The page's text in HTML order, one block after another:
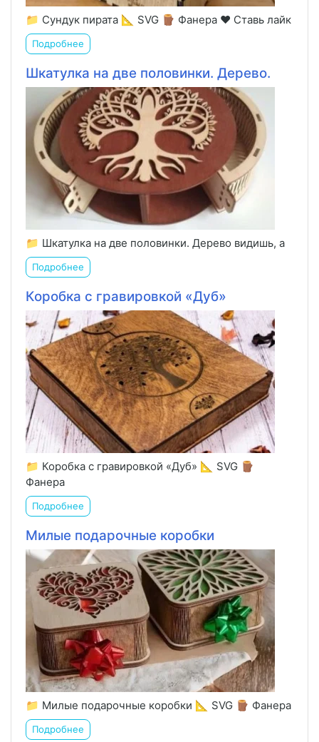
📁 Сундук пирата 📐 SVG 🪵 Фанера ❤️ Ставь лайк
Подробнее
Шкатулка на две половинки. Дерево.
📁 Шкатулка на две половинки. Дерево видишь, а
Подробнее
Коробка с гравировкой «Дуб»
📁 Коробка с гравировкой «Дуб» 📐 SVG 🪵
Фанера
Подробнее
Милые подарочные коробки
📁 Милые подарочные коробки 📐 SVG 🪵 Фанера
Подробнее